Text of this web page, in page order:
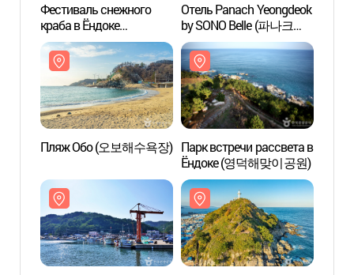
Фестиваль снежного
краба в Ёндоке
(영덕대게축제)
Отель Panach Yeongdeok
by SONO Belle (파나크
영덕 바이 소노벨)
Пляж Обо (오보해수욕장) Парк встречи рассвета в
Ёндоке (영덕해맞이공원)